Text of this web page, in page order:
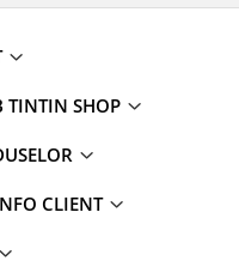
TINTIN SHOP
CLIENT